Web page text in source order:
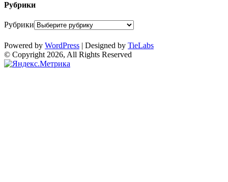
Рубрики
Рубрики
Powered by WordPress | Designed by TieLabs
© Copyright 2026, All Rights Reserved